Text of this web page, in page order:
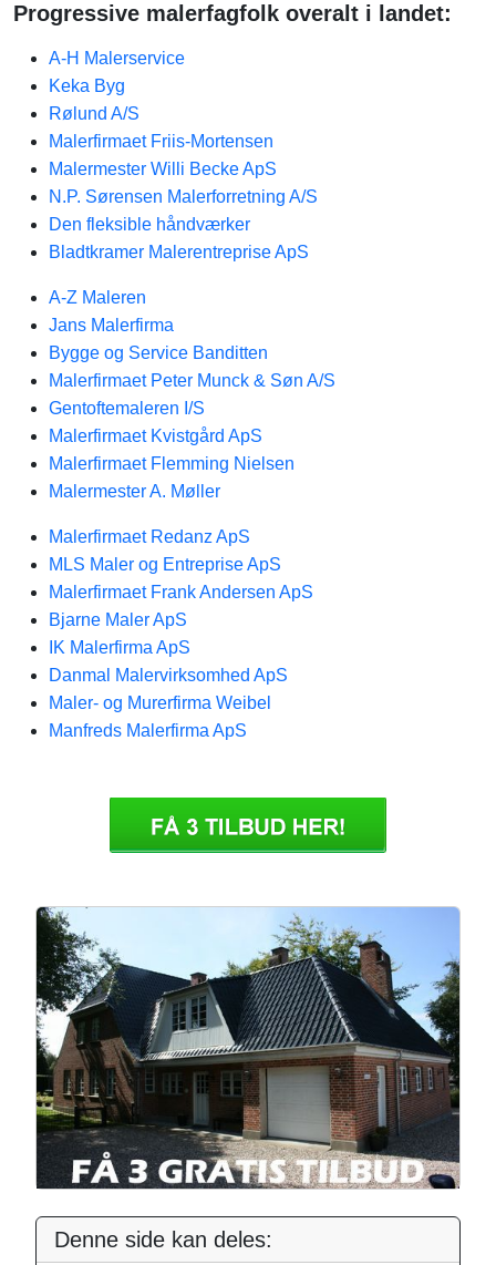
Progressive malerfagfolk overalt i landet:
A-H Malerservice
Keka Byg
Rølund A/S
Malerfirmaet Friis-Mortensen
Malermester Willi Becke ApS
N.P. Sørensen Malerforretning A/S
Den fleksible håndværker
Bladtkramer Malerentreprise ApS
A-Z Maleren
Jans Malerfirma
Bygge og Service Banditten
Malerfirmaet Peter Munck & Søn A/S
Gentoftemaleren I/S
Malerfirmaet Kvistgård ApS
Malerfirmaet Flemming Nielsen
Malermester A. Møller
Malerfirmaet Redanz ApS
MLS Maler og Entreprise ApS
Malerfirmaet Frank Andersen ApS
Bjarne Maler ApS
IK Malerfirma ApS
Danmal Malervirksomhed ApS
Maler- og Murerfirma Weibel
Manfreds Malerfirma ApS
Denne side kan deles: